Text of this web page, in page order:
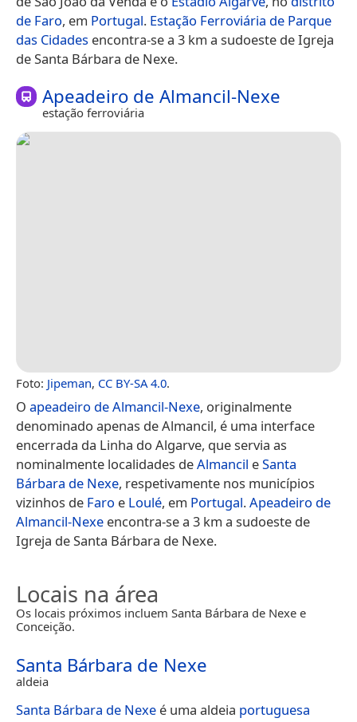
de Faro, em Portugal. Estação Ferroviária de Parque
das Cidades encontra-se a 3 km a sudoeste de Igreja
de Santa Bárbara de Nexe.
Apeadeiro de Almancil-Nexe
estação ferroviária
Foto: Jipeman, CC BY-SA 4.0.
O apeadeiro de Almancil-Nexe, originalmente
denominado apenas de Almancil, é uma interface
encerrada da Linha do Algarve, que servia as
nominalmente localidades deAlmancil eSanta
Bárbara de Nexe, respetivamente nos municípios
vizinhos de Faro e Loulé, em Portugal.Apeadeiro de
Almancil-Nexe encontra-se a 3 km a sudoeste de
Igreja de Santa Bárbara de Nexe.
Locais na área
Os locais próximos incluem Santa Bárbara de Nexe e
Conceição.
Santa Bárbara de Nexe
aldeia
Santa Bárbara de Nexe é uma aldeia portuguesa